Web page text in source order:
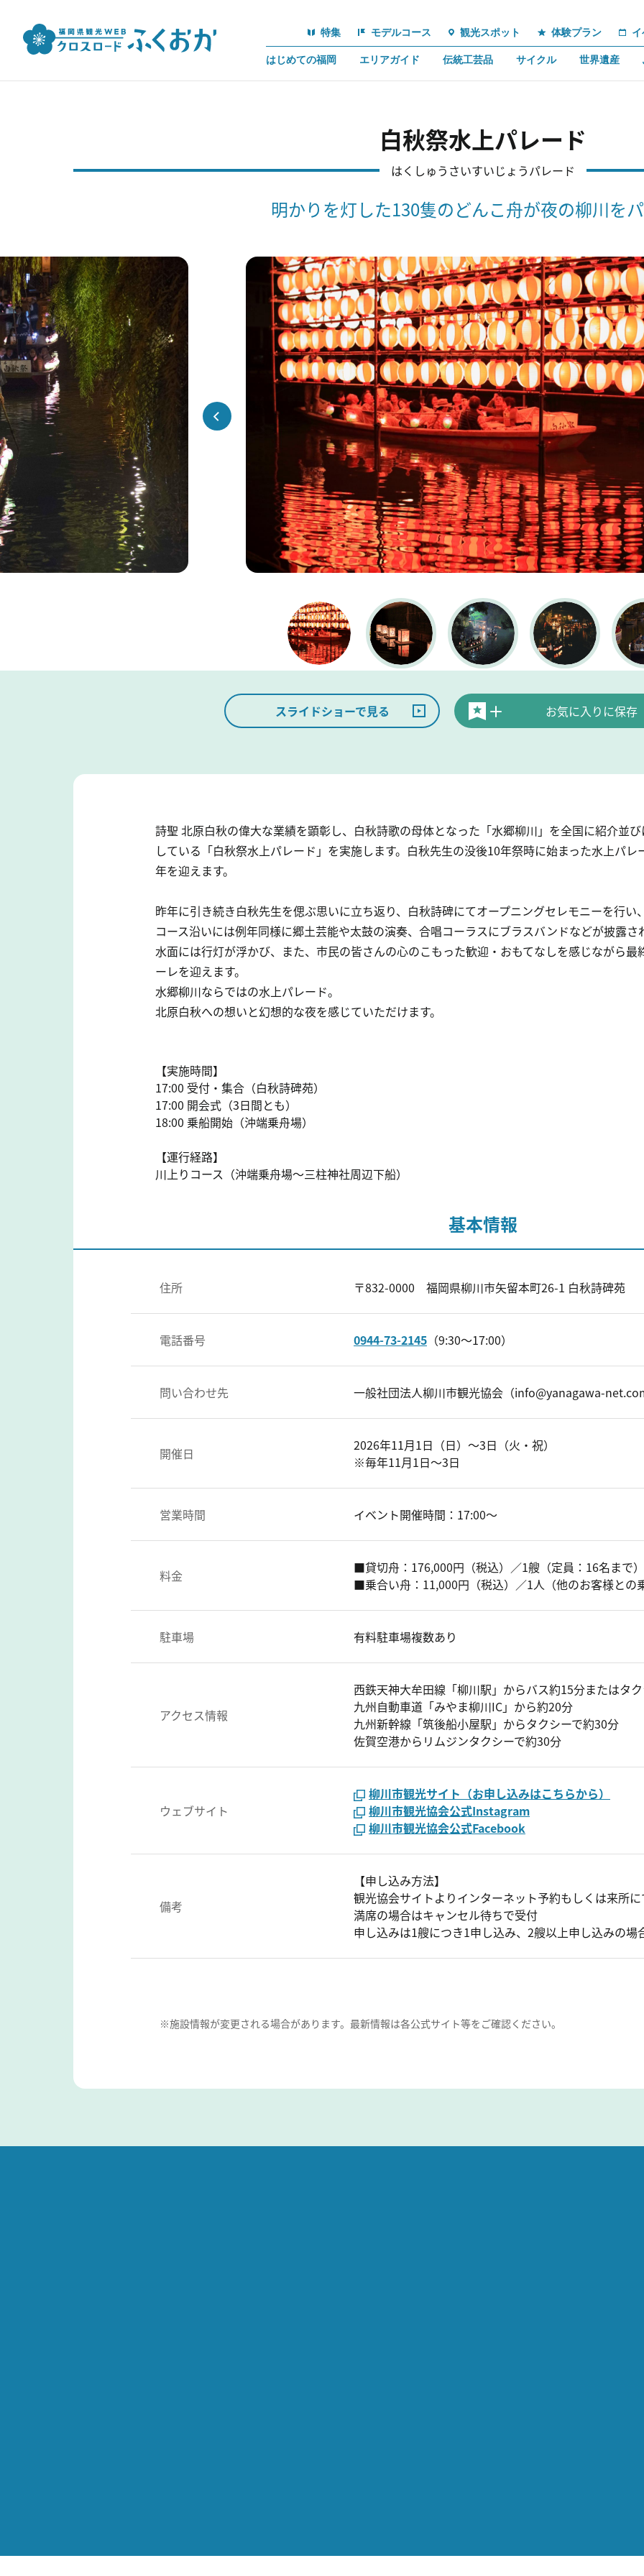
特集 モデルコース 観光スポット 体験プラン イ
はじめての福岡 エリアガイド 伝統工芸品 サイクル 世界遺産
白秋祭水上パレード
はくしゅうさいすいじょうパレード
明かりを灯した130隻のどんこ舟が夜の柳川を
スライドショーで見る お気に入りに保存
詩聖 北原白秋の偉大な業績を顕彰し、白秋詩歌の母体となった「水郷柳川」を全国に紹介並
している「白秋祭水上パレード」を実施します。白秋先生の没後10年祭時に始まった水上パ
年を迎えます。
昨年に引き続き白秋先生を偲ぶ思いに立ち返り、白秋詩碑にてオープニングセレモニーを行い
コース沿いには例年同様に郷土芸能や太鼓の演奏、合唱コーラスにブラスバンドなどが披露さ
水面には行灯が浮かび、また、市民の皆さんの心のこもった歓迎・おもてなしを感じながら
ーレを迎えます。
水郷柳川ならではの水上パレード。
北原白秋への想いと幻想的な夜を感じていただけます。
【実施時間】
17:00 受付・集合（白秋詩碑苑）
17:00 開会式（3日間とも）
18:00 乗船開始（沖端乗舟場）
【運行経路】
川上りコース（沖端乗舟場～三柱神社周辺下船）
基本情報
住所 〒832-0000 福岡県柳川市矢留本町26-1 白秋詩碑苑
電話番号 0944-73-2145 （9:30～17:00）
問い合わせ先 一般社団法人柳川市観光協会（info@yanagawa-
開催日
2026年11月1日（日）～3日（火・祝）
※毎年11月1日～3日
営業時間 イベント開催時間：17:00〜
料金
■貸切舟：176,000円（税込）／1艘（定員：16名まで）
■乗合い舟：11,000円（税込）／1人（他のお客様との乗
駐車場 有料駐車場複数あり
アクセス情報
西鉄天神大牟田線「柳川駅」からバス約15分またはタ
九州自動車道「みやま柳川IC」から約20分
九州新幹線「筑後船小屋駅」からタクシーで約30分
佐賀空港からリムジンタクシーで約30分
ウェブサイト
柳川市観光サイト（お申し込みはこちらから）
柳川市観光協会公式Instagram
柳川市観光協会公式Facebook
備考
【申し込み方法】
観光協会サイトよりインターネット予約もしくは来所に
満席の場合はキャンセル待ちで受付
申し込みは1艘につき1申し込み、2艘以上申し込みの場
※施設情報が変更される場合があります。最新情報は各公式サイト等をご確認ください。